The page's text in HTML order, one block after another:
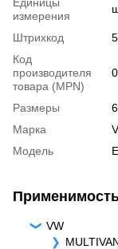
измерения
Штрихкод
Код
производителя
товара (MPN)
Размеры
Марка
Модель
VW